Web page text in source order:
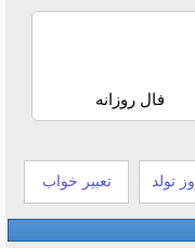
فال روزانه
تولد تعبیر خواب